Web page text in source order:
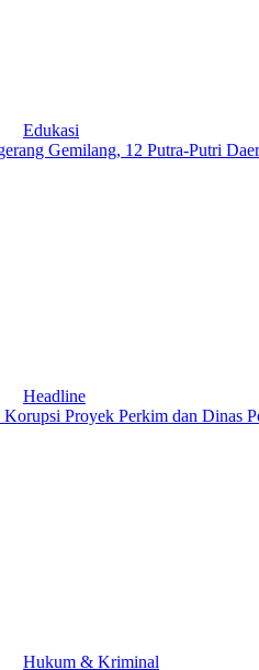
Edukasi
Gemilang, 12 Putra-Putri
Headline
Proyek Perkim dan Dinas
Hukum & Kriminal